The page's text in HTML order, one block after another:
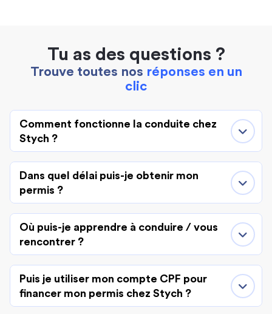
Tu as des questions ?
Trouve toutes nos réponses en un
clic
Comment fonctionne la conduite chez
Stych ?
Dans quel délai puis-je obtenir mon
permis ?
Où puis-je apprendre à conduire / vous
rencontrer ?
Puis je utiliser mon compte CPF pour
financer mon permis chez Stych ?